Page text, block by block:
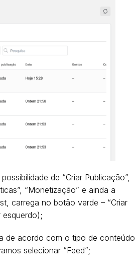
de “Criar Publicação”,
“Monetização” e ainda a
carrega no botão verde – “Criar
esquerdo);
de acordo com o tipo de conteúdo
selecionar “Feed”;